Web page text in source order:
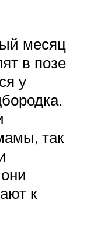
месяц
в позе
у
так
к